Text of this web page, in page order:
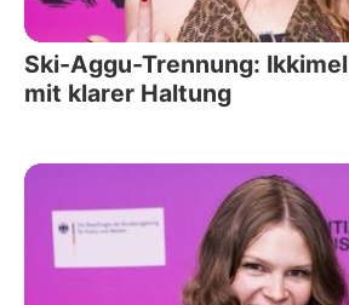
Ski-Aggu-Trennung:
mit klarer Haltung